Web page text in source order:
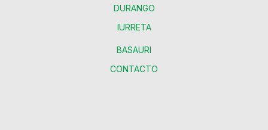
DURANGO
IURRETA
BASAURI
CONTACTO